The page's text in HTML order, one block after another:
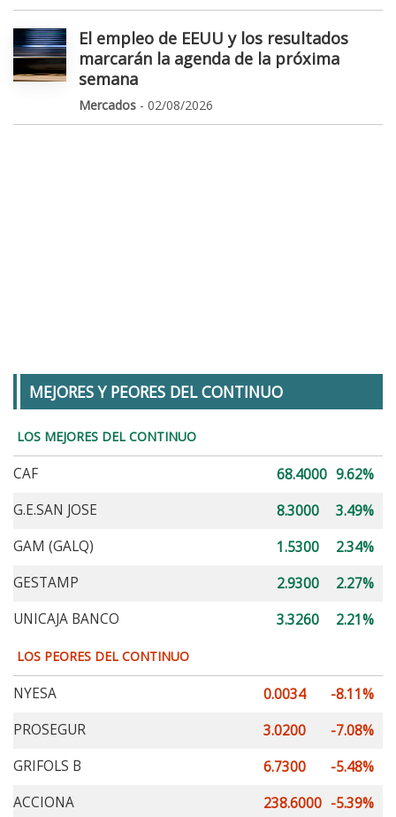
El empleo de EEUU y los resultados
marcarán la agenda de la próxima
semana
Mercados - 02/08/2026
MEJORES Y PEORES DEL CONTINUO
LOS MEJORES DEL CONTINUO
CAF 68.4000 9.62%
G.E.SAN JOSE
8.3000
3.49%
GAM (GALQ)
1.5300
2.34%
GESTAMP
2.9300
2.27%
UNICAJA BANCO
3.3260 2.21%
LOS PEORES DEL CONTINUO
NYESA 0.0034
-8.11%
PROSEGUR
3.0200
-7.08%
GRIFOLS B
6.7300
-5.48%
ACCIONA
238.6000 -5.39%